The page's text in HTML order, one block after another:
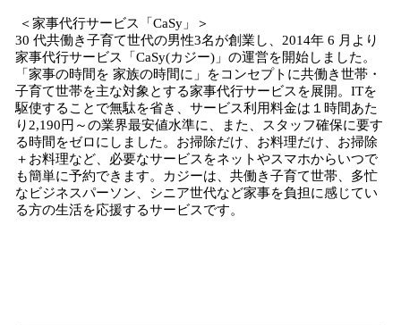
＜家事代行サービス「CaSy」＞
30 代共働き子育て世代の男性3名が創業し、2014年 6 月より
家事代行サービス「CaSy(カジー)」の運営を開始しました。
「家事の時間を 家族の時間に」をコンセプトに共働き世帯・
子育て世帯を主な対象とする家事代行サービスを展開。ITを
駆使することで無駄を省き、サービス利用料金は１時間あた
り2,190円～の業界最安値水準に、また、スタッフ確保に要す
る時間をゼロにしました。お掃除だけ、お料理だけ、お掃除
＋お料理など、必要なサービスをネットやスマホからいつで
も簡単に予約できます。カジーは、共働き子育て世帯、多忙
なビジネスパーソン、シニア世代など家事を負担に感じてい
る方の生活を応援するサービスです。